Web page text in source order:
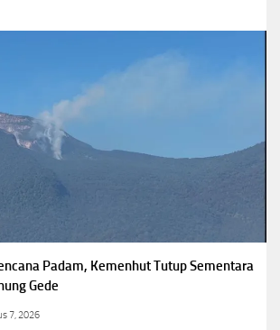
Padam, Kemenhut Tutup Sementara
Gede
7, 2026